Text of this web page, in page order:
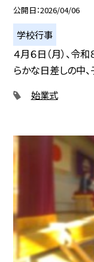
公開日 2026/04/06
学校行事
４月６日（月）、令
らかな日差しの中
始業式